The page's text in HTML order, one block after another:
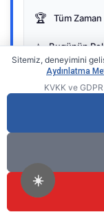
☀️
🏆 Tüm
⭐ Bugünün
Sitemiz, deneyimini
Aydınlatma
KVKK ve